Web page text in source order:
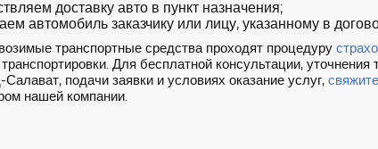
доставку авто в пункт назначения;
автомобиль заказчику или лицу, указанному в
транспортные средства проходят процедуру
Для бесплатной консультации, уточнения
Салават, подачи заявки и условиях оказание услуг,
нашей компании.